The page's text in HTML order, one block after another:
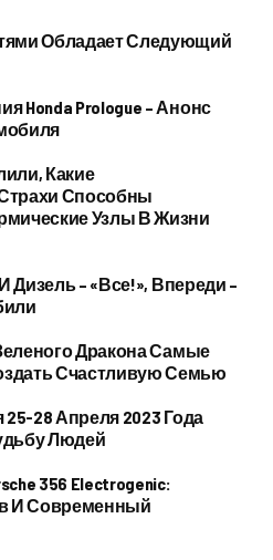
Обладает Следующий
Honda Prologue – Анонс
Какие
Способны
Узлы В Жизни
Дизель – «все!», Впереди –
Дракона Самые
Счастливую Семью
28 Апреля 2023 Года
Людей
356 Electrogenic:
И Современный